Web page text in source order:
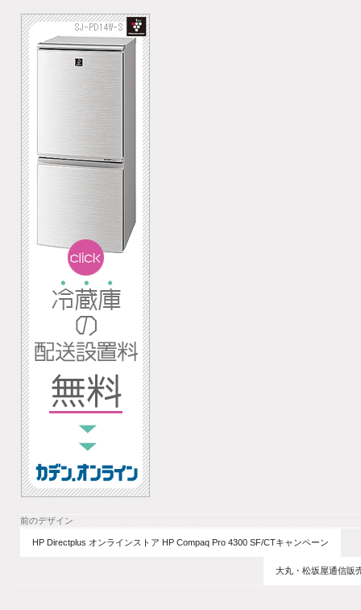
前のデザイン
HP Directplus オンラインストア HP Compaq Pro 4300 SF/CTキャンペーン
大丸・松坂屋通信販